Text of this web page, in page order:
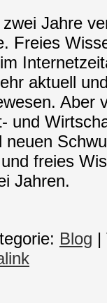
Jahre
Freies
aktuell
Aber
und
neuen
freies
Jahren.
Blog |